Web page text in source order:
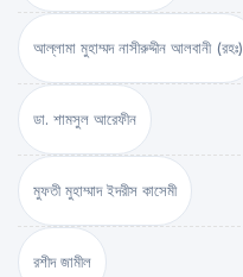
আল্লামা মুহাম্মদ নাসীরুদ্দীন আলবানী (রহঃ)
ডা. শামসুল আরেফীন
মুফতী মুহাম্মাদ ইদরীস কাসেমী
রশীদ জামীল